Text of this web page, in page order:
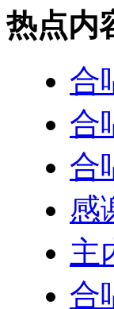
热点内
合
合
合
感
主
合